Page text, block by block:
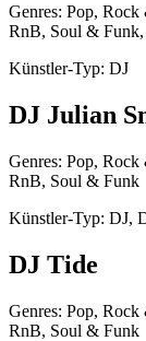
Genres: Pop,
RnB, Soul &
Künstler-Typ: DJ
DJ Julian
Genres: Pop,
RnB, Soul & Funk
Künstler-Typ: DJ,
DJ Tide
Genres: Pop,
RnB, Soul & Funk